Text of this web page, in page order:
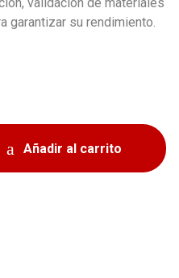
garantizar su rendimiento.
2014-2015 quantity
Añadir al carrito